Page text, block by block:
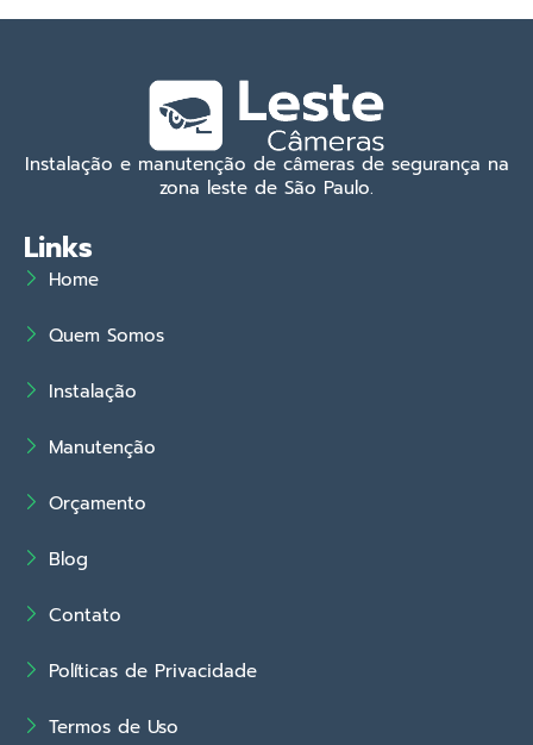
Instalação e manutenção de câmeras de segurança na
zona leste de São Paulo.
Links
Home
Quem Somos
Instalação
Manutenção
Orçamento
Blog
Contato
Políticas de Privacidade
Termos de Uso